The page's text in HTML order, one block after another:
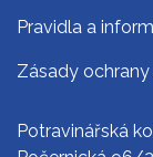
Pravidla a
Zásady
Potravinářská